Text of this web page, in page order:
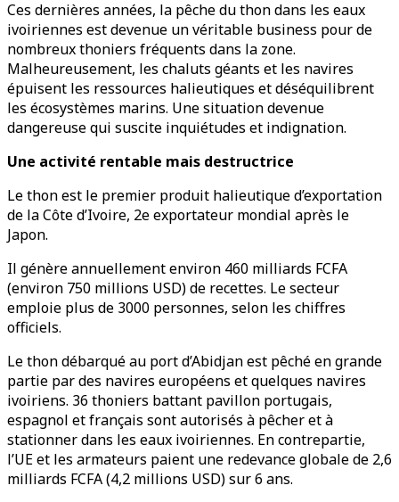
Ces dernières années, la pêche du thon dans les eaux
ivoiriennes est devenue un véritable business pour de
nombreux thoniers fréquents dans la zone.
Malheureusement, les chaluts géants et les navires
épuisent les ressources halieutiques et déséquilibrent
les écosystèmes marins. Une situation devenue
dangereuse qui suscite inquiétudes et indignation.
Une activité rentable mais destructrice
Le thon est le premier produit halieutique d’exportation
de la Côte d’Ivoire, 2e exportateur mondial après le
Japon.
Il génère annuellement environ 460 milliards FCFA
(environ 750 millions USD) de recettes. Le secteur
emploie plus de 3000 personnes, selon les chiffres
officiels.
Le thon débarqué au port d’Abidjan est pêché en grande
partie par des navires européens et quelques navires
ivoiriens. 36 thoniers battant pavillon portugais,
espagnol et français sont autorisés à pêcher et à
stationner dans les eaux ivoiriennes. En contrepartie,
l’UE et les armateurs paient une redevance globale de 2,6
milliards FCFA (4,2 millions USD) sur 6 ans.